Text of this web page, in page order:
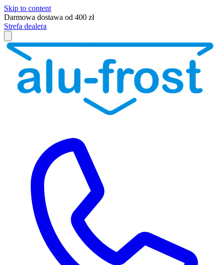
Skip to content
Darmowa dostawa od 400 zł
Strefa dealera